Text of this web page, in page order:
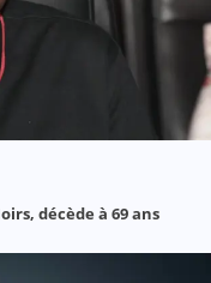
décède à 69 ans